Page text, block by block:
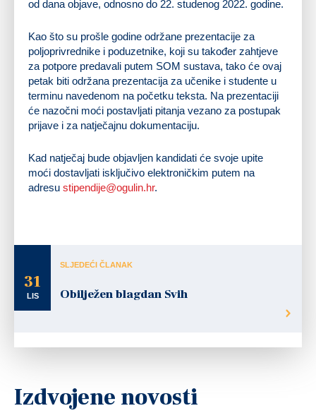
od dana objave, odnosno do 22. studenog 2022. godine.
Kao što su prošle godine održane prezentacije za
poljoprivrednike i poduzetnike, koji su također zahtjeve
za potpore predavali putem SOM sustava, tako će ovaj
petak biti održana prezentacija za učenike i studente u
terminu navedenom na početku teksta. Na prezentaciji
će nazočni moći postavljati pitanja vezano za postupak
prijave i za natječajnu dokumentaciju.
Kad natječaj bude objavljen kandidati će svoje upite
moći dostavljati isključivo elektroničkim putem na
adresu stipendije@ogulin.hr.
31
LIS
SLJEDEĆI ČLANAK
Obilježen blagdan Svih
Izdvojene novosti